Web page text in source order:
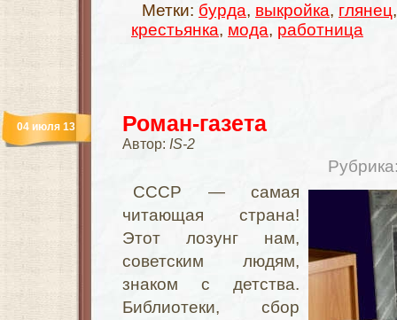
Метки: бурда, выкройка, глянец
крестьянка, мода, работница
Роман-газета
Автор: IS-2
04 июля 13
СССР — самая
читающая страна!
Этот лозунг нам,
советским людям,
знаком с детства.
Библиотеки, сбор